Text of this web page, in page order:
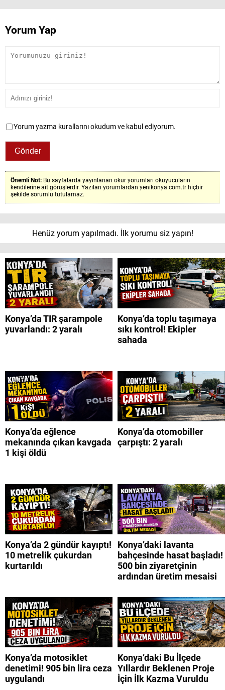
Yorum Yap
Yorum yazma kurallarını okudum ve kabul ediyorum.
Önemli Not: Bu sayfalarda yayınlanan okur yorumları okuyucuların
kendilerine ait görüşlerdir. Yazılan yorumlardan yenikonya.com.tr hiçbir
şekilde sorumlu tutulamaz.
Henüz yorum yapılmadı. İlk yorumu siz yapın!
Konya’da TIR şarampole
yuvarlandı: 2 yaralı
Konya’da toplu taşımaya
sıkı kontrol! Ekipler
sahada
Konya’da eğlence
mekanında çıkan kavgada
1 kişi öldü
Konya’da otomobiller
çarpıştı: 2 yaralı
Konya’da 2 gündür kayıptı!
10 metrelik çukurdan
kurtarıldı
Konya’daki lavanta
bahçesinde hasat başladı!
500 bin ziyaretçinin
ardından üretim mesaisi
Konya’da motosiklet
denetimi! 905 bin lira ceza
uygulandı
Konya’daki Bu İlçede
Yıllardır Beklenen Proje
İçin İlk Kazma Vuruldu